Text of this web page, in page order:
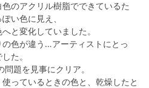
のアクリル樹脂でできているた
い色に見え、
と変化していました。
色が違う…アーティストにとっ
た。
題を見事にクリア。
っているときの色と、乾燥したと